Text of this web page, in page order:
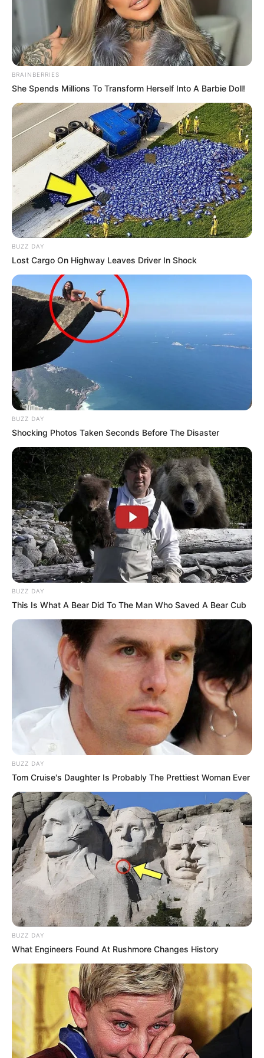
ΚΟΙΝΩΝΙΚΑ ΔΙΚΤΥΑ
FACEBOOK ΑΡΈΣΕΙ
YOUTUBE ΕΓΓΡΑΦΕΊΤΕ
EMAIL ΑΚΟΛΟΥΘΉΣΤΕ
ΣΠΑΜΕ ΤΟ ΜΑΤΡΙΞ – ΤΟ ΒΙΒΛΙΟ
BRAINBERRIES
She Spends Millions To Transform Herself Into A Barbie Doll!
BUZZ DAY
Lost Cargo On Highway Leaves Driver In Shock
BUZZ DAY
Shocking Photos Taken Seconds Before The Disaster
BUZZ DAY
This Is What A Bear Did To The Man Who Saved A Bear Cub
BUZZ DAY
Tom Cruise's Daughter Is Probably The Prettiest Woman Ever
BUZZ DAY
What Engineers Found At Rushmore Changes History